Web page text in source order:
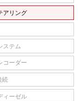
アリング
ステム
コーダー
続
ィーゼル